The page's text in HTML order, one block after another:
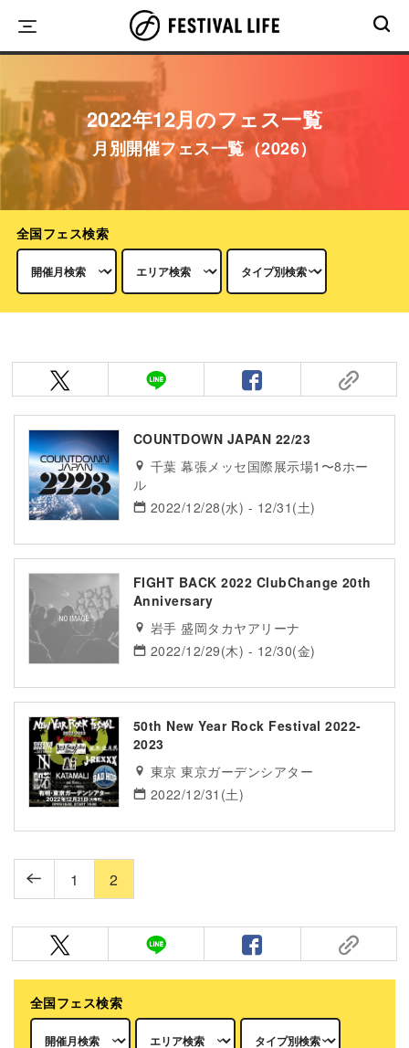
content
2022年12月のフェス一覧
月別開催フェス一覧（2026）
全国フェス検索
COUNTDOWN JAPAN 22/23
千葉 幕張メッセ国際展示場1〜8ホー
ル
2022/12/28(水) - 12/31(土)
FIGHT BACK 2022 ClubChange 20th
Anniversary
岩手 盛岡タカヤアリーナ
2022/12/29(木) - 12/30(金)
50th New Year Rock Festival 2022-
2023
東京 東京ガーデンシアター
2022/12/31(土)
1 2
全国フェス検索